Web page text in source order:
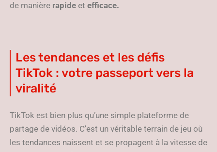
de manière rapide et efficace.
Les tendances et les défis
TikTok : votre passeport vers la
viralité
TikTok est bien plus qu’une simple plateforme de
partage de vidéos. C’est un véritable terrain de jeu où
les tendances naissent et se propagent à la vitesse de